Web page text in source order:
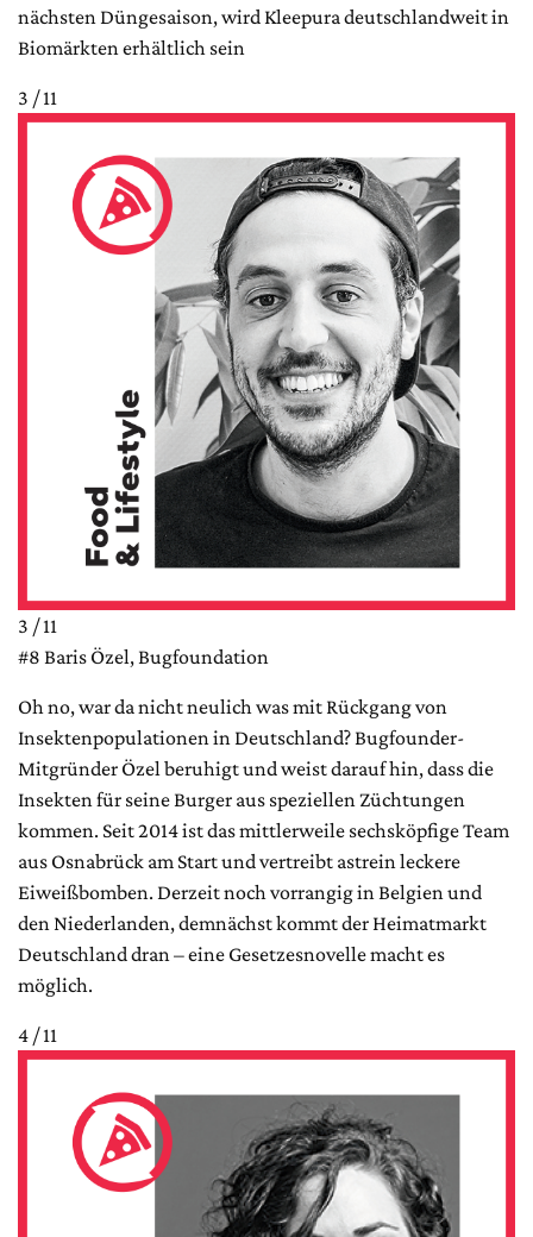
nächsten Düngesaison, wird Kleepura deutschlandweit in
Biomärkten erhältlich sein
3 / 11
3 / 11
#8 Baris Özel, Bugfoundation
Oh no, war da nicht neulich was mit Rückgang von
Insektenpopulationen in Deutschland? Bugfounder-
Mitgründer Özel beruhigt und weist darauf hin, dass die
Insekten für seine Burger aus speziellen Züchtungen
kommen. Seit 2014 ist das mittlerweile sechsköpfige Team
aus Osnabrück am Start und vertreibt astrein leckere
Eiweißbomben. Derzeit noch vorrangig in Belgien und
den Niederlanden, demnächst kommt der Heimatmarkt
Deutschland dran – eine Gesetzesnovelle macht es
möglich.
4 / 11